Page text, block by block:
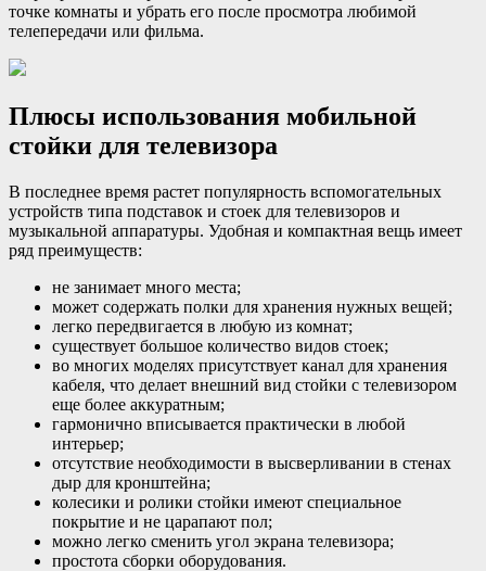
точке комнаты и убрать его после просмотра любимой
телепередачи или фильма.
Плюсы использования мобильной
стойки для телевизора
В последнее время растет популярность вспомогательных
устройств типа подставок и стоек для телевизоров и
музыкальной аппаратуры. Удобная и компактная вещь имеет
ряд преимуществ:
не занимает много места;
может содержать полки для хранения нужных вещей;
легко передвигается в любую из комнат;
существует большое количество видов стоек;
во многих моделях присутствует канал для хранения
кабеля, что делает внешний вид стойки с телевизором
еще более аккуратным;
гармонично вписывается практически в любой
интерьер;
отсутствие необходимости в высверливании в стенах
дыр для кронштейна;
колесики и ролики стойки имеют специальное
покрытие и не царапают пол;
можно легко сменить угол экрана телевизора;
простота сборки оборудования.